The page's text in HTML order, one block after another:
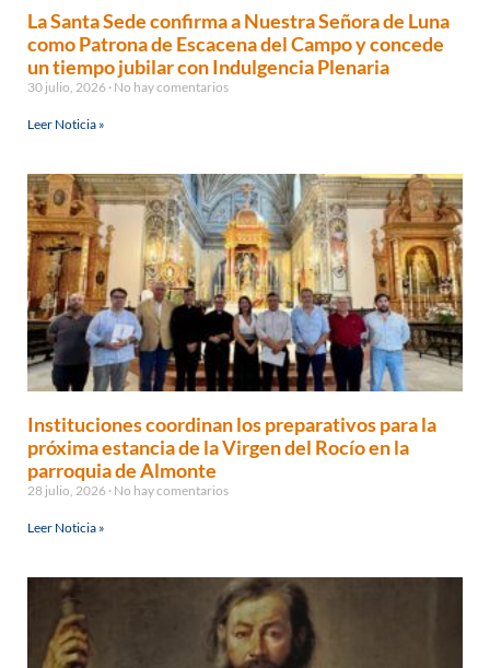
La Santa Sede confirma a Nuestra Señora de Luna
como Patrona de Escacena del Campo y concede
un tiempo jubilar con Indulgencia Plenaria
30 julio, 2026 No hay comentarios
Leer Noticia »
Instituciones coordinan los preparativos para la
próxima estancia de la Virgen del Rocío en la
parroquia de Almonte
28 julio, 2026 No hay comentarios
Leer Noticia »